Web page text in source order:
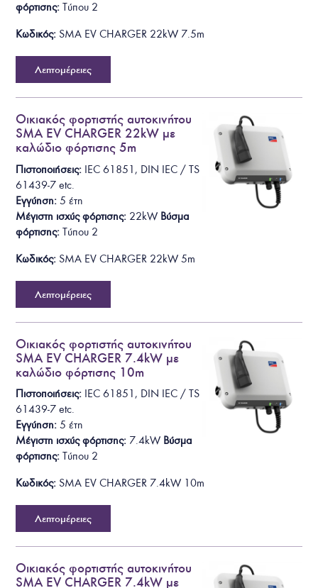
φόρτισης: Tύπου 2
Κωδικός: SMA EV CHARGER 22kW 7.5m
Λεπτομέρειες
Οικιακός φορτιστής αυτοκινήτου
SMA EV CHARGER 22kW με
καλώδιο φόρτισης 5m
Πιστοποιήσεις: IEC 61851, DIN IEC / TS
61439-7 etc.
Εγγύηση:5 έτη
Μέγιστη ισχύς φόρτισης: 22kW Βύσμα
φόρτισης: Tύπου 2
Κωδικός: SMA EV CHARGER 22kW 5m
Λεπτομέρειες
Οικιακός φορτιστής αυτοκινήτου
SMA EV CHARGER 7.4kW με
καλώδιο φόρτισης 10m
Πιστοποιήσεις: IEC 61851, DIN IEC / TS
61439-7 etc.
Εγγύηση:5 έτη
Μέγιστη ισχύς φόρτισης: 7.4kW Βύσμα
φόρτισης: Tύπου 2
Κωδικός: SMA EV CHARGER 7.4kW 10m
Λεπτομέρειες
Οικιακός φορτιστής αυτοκινήτου
SMA EV CHARGER 7.4kW με